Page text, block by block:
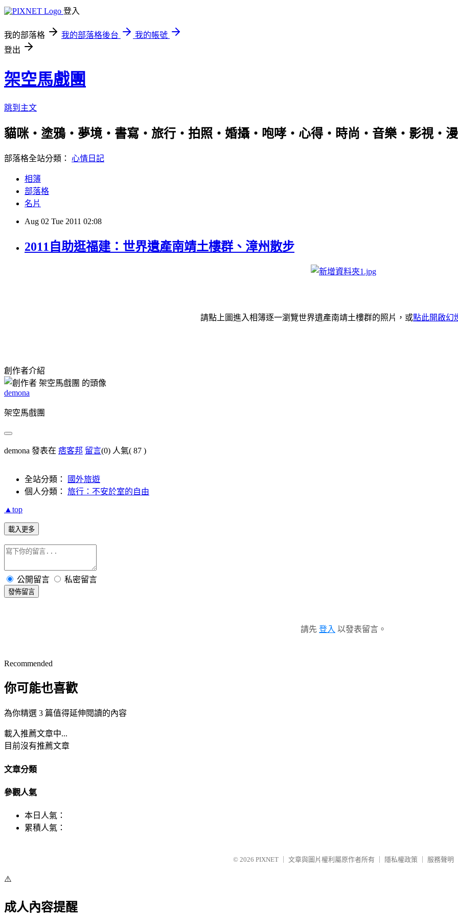
登入
我的部落格 我的部落格後台
我的帳號
登出
架空馬戲團
跳到主文
貓咪‧塗鴉‧夢境‧書寫‧旅行‧拍照‧婚攝‧咆哮‧心得‧時尚‧音樂‧影視‧
部落格全站分類： 心情日記
相簿
部落格
名片
Aug 02 Tue 2011 02:08
2011自助逛福建：世界遺產南靖土樓群、漳州散步
請點上圖進入相簿逐一瀏覽世界遺產南靖土樓群的照片，或點此開啟幻
創作者介紹
demona
架空馬戲團
demona 發表在 痞客邦 留言(0) 人氣( 87 )
全站分類：
國外旅遊
個人分類： 旅行：不安於室的自由
▲top
載入更多
公開留言 私密留言
發佈留言
請先 登入 以發表留言。
Recommended
你可能也喜歡
為你精選 3 篇值得延伸閱讀的內容
載入推薦文章中...
目前沒有推薦文章
文章分類
參觀人氣
本日人氣：
累積人氣：
© 2026 PIXNET 文章與圖片權利屬原作者所有 隱私權政策 服務聲明
⚠️
成人內容提醒